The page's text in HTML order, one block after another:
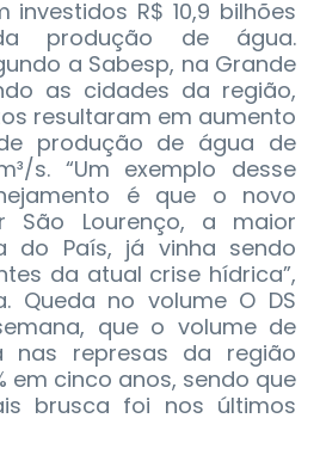
investidos R$ 10,9 bilhões
produção de água.
a Sabesp, na Grande
as cidades da região,
resultaram em aumento
produção de água de
s. “Um exemplo desse
é que o novo
São Lourenço, a maior
do País, já vinha sendo
da atual crise hídrica”,
Queda no volume O DS
que o volume de
nas represas da região
em cinco anos, sendo que
brusca foi nos últimos